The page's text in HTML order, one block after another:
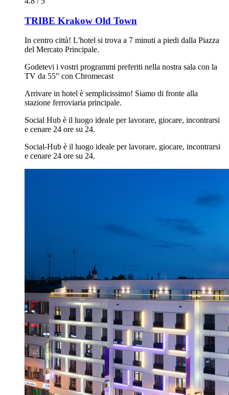
TRIBE Krakow Old Town
In centro città! L'hotel si trova a 7 minuti a piedi dalla Piazza
del Mercato Principale.
Godetevi i vostri programmi preferiti nella nostra sala con la
TV da 55" con Chromecast
Arrivare in hotel è semplicissimo! Siamo di fronte alla
stazione ferroviaria principale.
Social Hub è il luogo ideale per lavorare, giocare, incontrarsi
e cenare 24 ore su 24.
Social-Hub è il luogo ideale per lavorare, giocare, incontrarsi
e cenare 24 ore su 24.